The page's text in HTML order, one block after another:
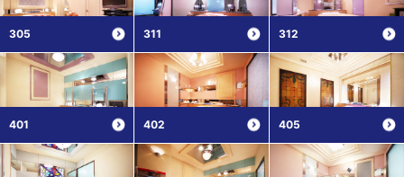
305 311 312
401 402 405